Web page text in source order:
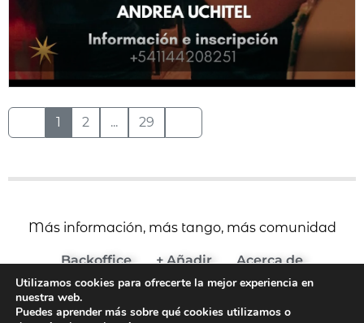
1 2 ... 29
Más información, más tango, más comunidad
Backoffice + Añadir
Acerca de
(c) 2024 Agenda del Tango
Aviso Legal y Términos de Uso
Utilizamos cookies para ofrecerte la mejor experiencia en
nuestra web.
Puedes aprender más sobre qué cookies utilizamos o